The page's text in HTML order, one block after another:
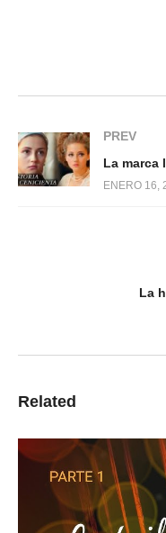
PREV
La marca
ENERO 16,
La
Related